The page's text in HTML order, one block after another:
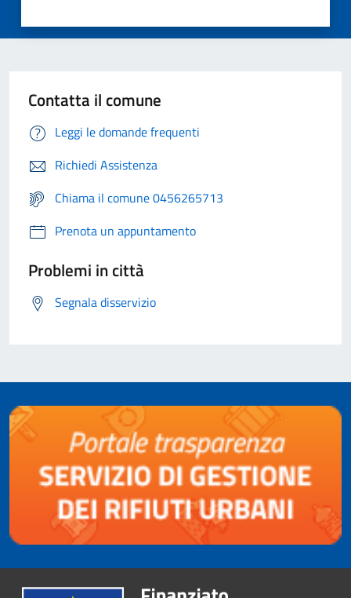
Contatta il comune
Leggi le domande frequenti
Richiedi Assistenza
Chiama il comune 0456265713
Prenota un appuntamento
Problemi in città
Segnala disservizio